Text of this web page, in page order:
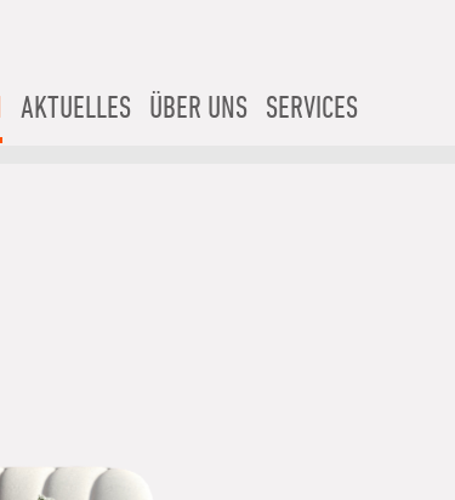
AKTUELLES ÜBER UNS SERVICES